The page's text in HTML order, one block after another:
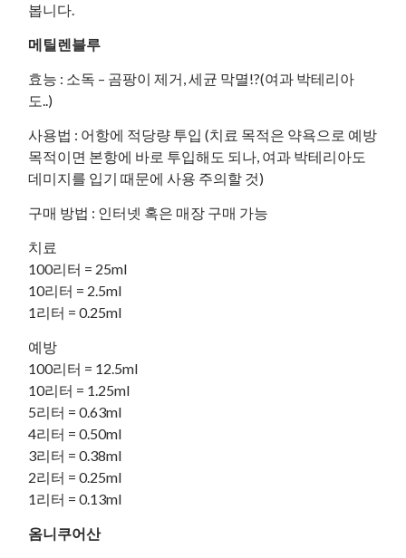
봅니다.
메틸렌블루
효능 : 소독 – 곰팡이 제거, 세균 막멸!?(여과 박테리아
도..)
사용법 : 어항에 적당량 투입 (치료 목적은 약욕으로 예방
목적이면 본항에 바로 투입해도 되나, 여과 박테리아도
데미지를 입기 때문에 사용 주의할 것)
구매 방법 : 인터넷 혹은 매장 구매 가능
치료
100리터 = 25ml
10리터 = 2.5ml
1리터 = 0.25ml
예방
100리터 = 12.5ml
10리터 = 1.25ml
5리터 = 0.63ml
4리터 = 0.50ml
3리터 = 0.38ml
2리터 = 0.25ml
1리터 = 0.13ml
옴니쿠어산